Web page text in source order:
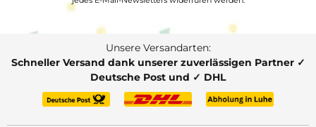
Unsere Versandarten:
Schneller Versand dank unserer zuverlässigen Partner ✓
Deutsche Post und ✓ DHL